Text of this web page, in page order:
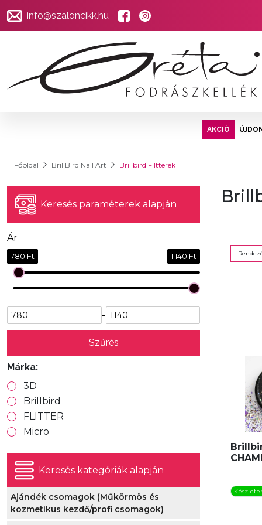
info@szaloncikk.hu
AKCIÓ
Főoldal BrillBird Nail Art Brillbird Filtterek
Keresés paraméterek alapján
Ár
780 Ft 1 140 Ft
-
Szűrés
Márka:
3D
Brillbird
FLITTER
Micro
Keresés kategóriák alapján
Ajándék csomagok (Műkörmös és
kozmetikus kezdő/profi csomagok)